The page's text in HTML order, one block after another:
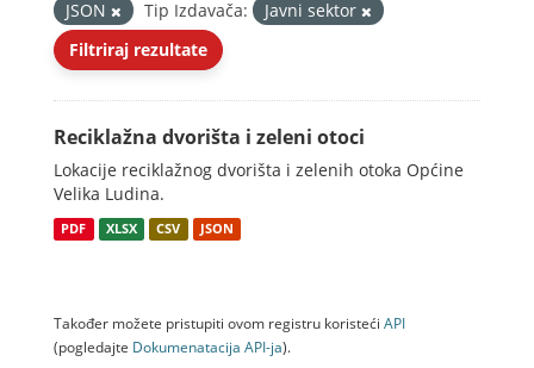
JSON
Tip Izdavača:
Javni sektor
Filtriraj rezultate
Reciklažna dvorišta i zeleni otoci
Lokacije reciklažnog dvorišta i zelenih otoka Općine
Velika Ludina.
PDF XLSX CSV JSON
Također možete pristupiti ovom registru koristeći API
(pogledajte Dokumenаtаcijа API-jа).